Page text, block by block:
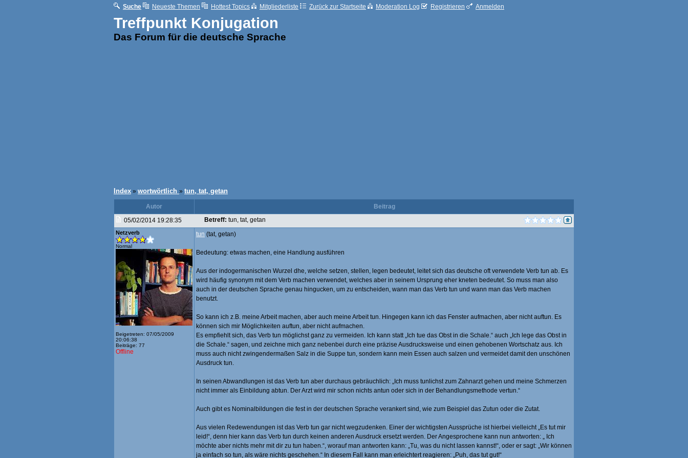
Suche Neueste Themen Hottest Topics Mitgliederliste Zurück zur Startseite Moderation Log Registrieren Anmelden
Treffpunkt Konjugation
Das Forum für die deutsche Sprache
Index » wortwörtlich » tun, tat, getan
Autor
Beitrag
05/02/2014 19:28:35
Betreff: tun, tat, getan
Netzverb
Normal
Beigetreten: 07/05/2009
20:06:38
Beiträge: 77
Offline
tun (tat, getan)
Bedeutung: etwas machen, eine Handlung ausführen
Aus der indogermanischen Wurzel dhe, welche setzen, stellen, legen bedeutet, leitet sich das deutsche oft verwendete Verb tun ab. Es
wird häufig synonym mit dem Verb machen verwendet, welches aber in seinem Ursprung eher kneten bedeutet. So muss man also
auch in der deutschen Sprache genau hingucken, um zu entscheiden, wann man das Verb tun und wann man das Verb machen
benutzt.
So kann ich z.B. meine Arbeit machen, aber auch meine Arbeit tun. Hingegen kann ich das Fenster aufmachen, aber nicht auftun. Es
können sich mir Möglichkeiten auftun, aber nicht aufmachen.
Es empfiehlt sich, das Verb tun möglichst ganz zu vermeiden. Ich kann statt „Ich tue das Obst in die Schale.“ auch „Ich lege das Obst in
die Schale.“ sagen, und zeichne mich ganz nebenbei durch eine präzise Ausdrucksweise und einen gehobenen Wortschatz aus. Ich
muss auch nicht zwingendermaßen Salz in die Suppe tun, sondern kann mein Essen auch salzen und vermeidet damit den unschönen
Ausdruck tun.
In seinen Abwandlungen ist das Verb tun aber durchaus gebräuchlich: „Ich muss tunlichst zum Zahnarzt gehen und meine Schmerzen
nicht immer als Einbildung abtun. Der Arzt wird mir schon nichts antun oder sich in der Behandlungsmethode vertun.“
Auch gibt es Nominalbildungen die fest in der deutschen Sprache verankert sind, wie zum Beispiel das Zutun oder die Zutat.
Aus vielen Redewendungen ist das Verb tun gar nicht wegzudenken. Einer der wichtigsten Aussprüche ist hierbei vielleicht „Es tut mir
leid!“, denn hier kann das Verb tun durch keinen anderen Ausdruck ersetzt werden. Der Angesprochene kann nun antworten: „ Ich
möchte aber nichts mehr mit dir zu tun haben.“, worauf man antworten kann: „Tu, was du nicht lassen kannst!“, oder er sagt: „Wir können
ja einfach so tun, als wäre nichts geschehen.“ In diesem Fall kann man erleichtert reagieren: „Puh, das tut gut!“